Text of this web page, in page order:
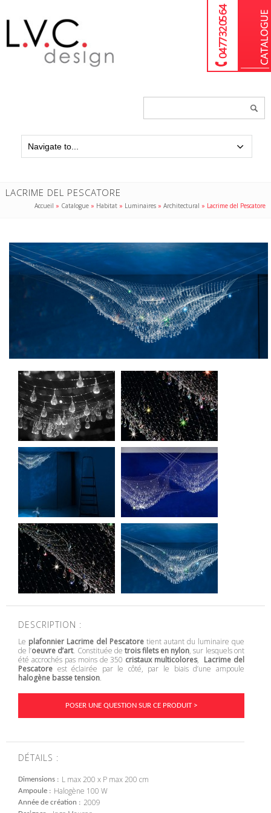
04 77 32 05 64
LACRIME DEL PESCATORE
Accueil » Catalogue » Habitat » Luminaires »Architectural » Lacrime del Pescatore
DESCRIPTION :
Le plafonnier Lacrime del Pescatoretient autant du luminaire que
de l’oeuvre d’art. Constituée de trois filets en nylon, sur lesquels ont
été accrochés pas moins de 350 cristaux multicolores, Lacrime del
Pescatore est éclairée par le côté, par le biais d’une ampoule
halogène basse tension.
POSER UNE QUESTION SUR CE PRODUIT >
DÉTAILS :
Dimensions L max 200 x P max 200 cm
Ampoule Halogène 100 W
Année de création 2009